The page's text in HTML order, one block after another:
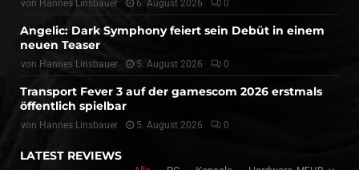
von Hannes Linsbauer 6. August 2026 0
Angelic: Dark Symphony feiert sein Debüt in einem
neuen Teaser
von Hannes Linsbauer 5. August 2026 0
Transport Fever 3 auf der gamescom 2026 erstmals
öffentlich spielbar
von Hannes Linsbauer 5. August 2026 0
LATEST REVIEWS